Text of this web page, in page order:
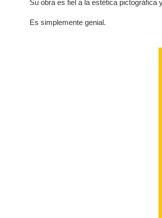
Su obra es fiel a la estética
Es simplemente genial.